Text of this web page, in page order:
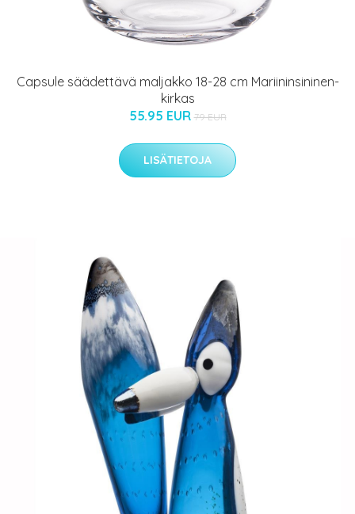
Capsule säädettävä maljakko 18-28 cm Mariininsininen-
kirkas
55.95 EUR 79 EUR
LISÄTIETOJA